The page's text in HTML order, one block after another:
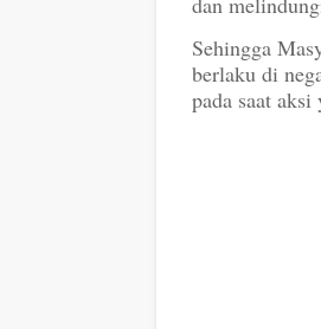
Sehingga
berlaku di
pada saat